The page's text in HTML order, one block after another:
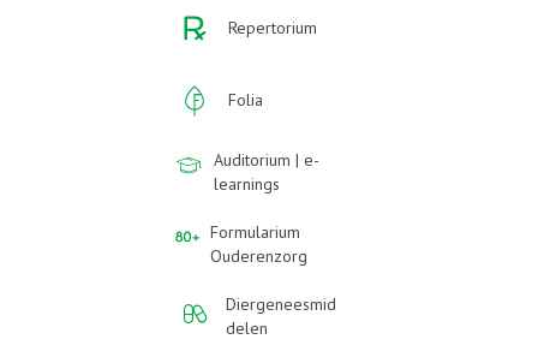
Repertorium
Folia
Auditorium | e-
learnings
Formularium
Ouderenzorg
Diergeneesmid
delen